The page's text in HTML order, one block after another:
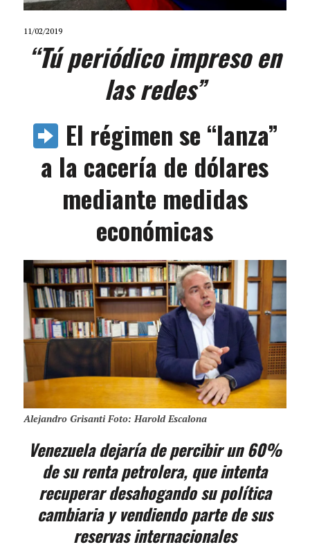
11/02/2019
“Tú periódico impreso en
las redes”
El régimen se “lanza”
a la cacería de dólares
mediante medidas
económicas
Alejandro Grisanti Foto: Harold Escalona
Venezuela dejaría de percibir un 60%
de su renta petrolera, que intenta
recuperar desahogando su política
cambiaria y vendiendo parte de sus
reservas internacionales